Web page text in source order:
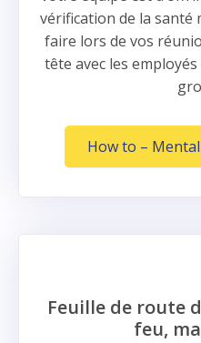
vérification de la santé
faire lors de vos
tête avec les
How to –
Feuille de route
feu,